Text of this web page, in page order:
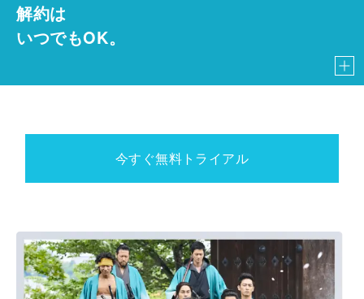
解約は
いつでもOK。
今すぐ無料トライアル